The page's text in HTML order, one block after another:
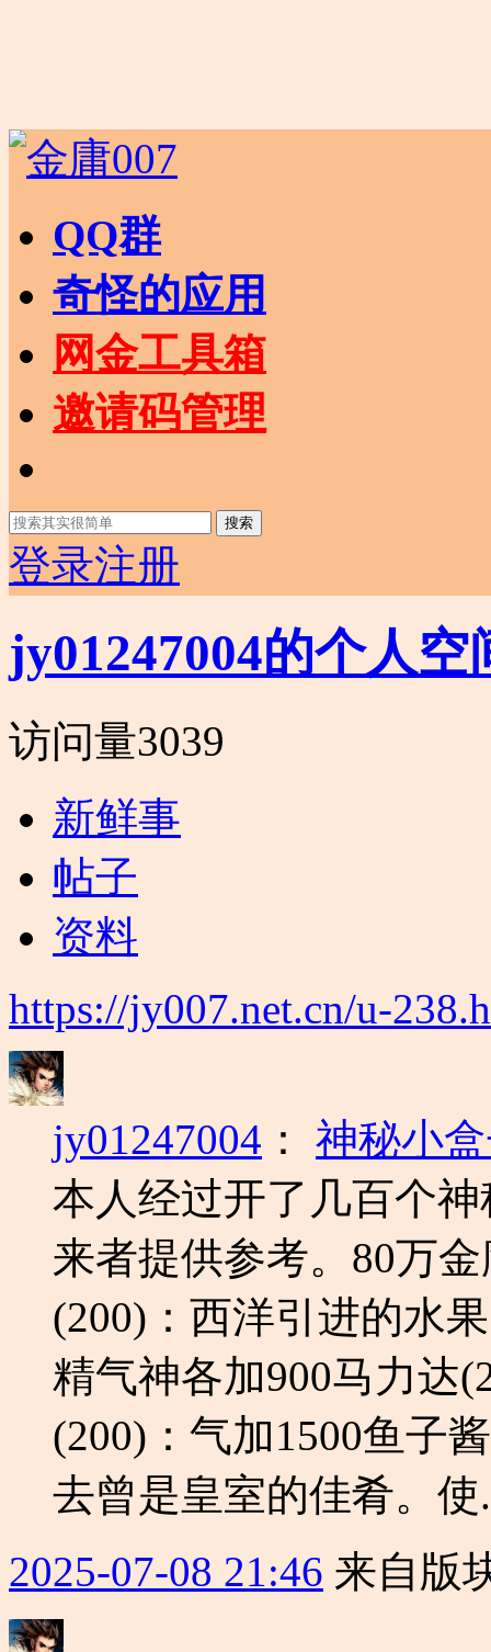
QQ群
奇怪的应用
网金工具箱
邀请码管理
搜索
登录注册
jy01247004的个人空
访问量3039
新鲜事
帖子
资料
https://jy007.net.cn/u-
jy01247004 ： 神秘小
本人经过开了几百个
来者提供参考。80万
(200)：西洋引进的水
精气神各加900马力达
(200)：气加1500鱼子
去曾是皇室的佳肴。
2025-07-08 21:46 来自版